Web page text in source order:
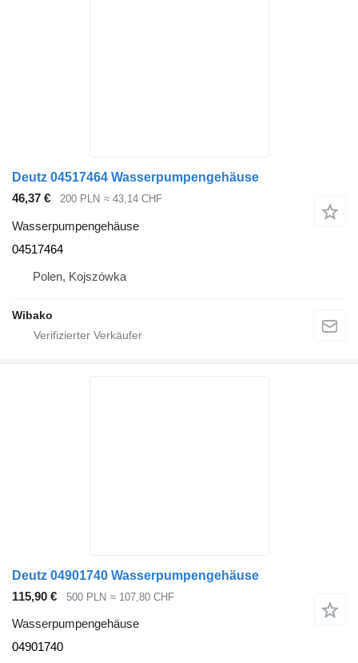
Deutz 04517464 Wasserpumpengehäuse
46,37 €
200 PLN ≈ 43,14 CHF
Wasserpumpengehäuse
04517464
Polen, Kojszówka
Wibako
Deutz 04901740 Wasserpumpengehäuse
115,90 €
500 PLN ≈ 107,80 CHF
Wasserpumpengehäuse
04901740